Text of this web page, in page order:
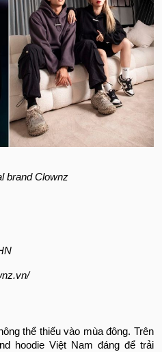
brand Clownz
thể thiếu vào mùa đông. Trên
hoodie Việt Nam đáng để trải